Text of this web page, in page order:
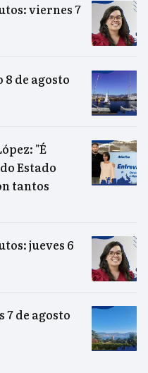
viernes 7
de agosto
"É
Estado
tantos
jueves 6
de agosto